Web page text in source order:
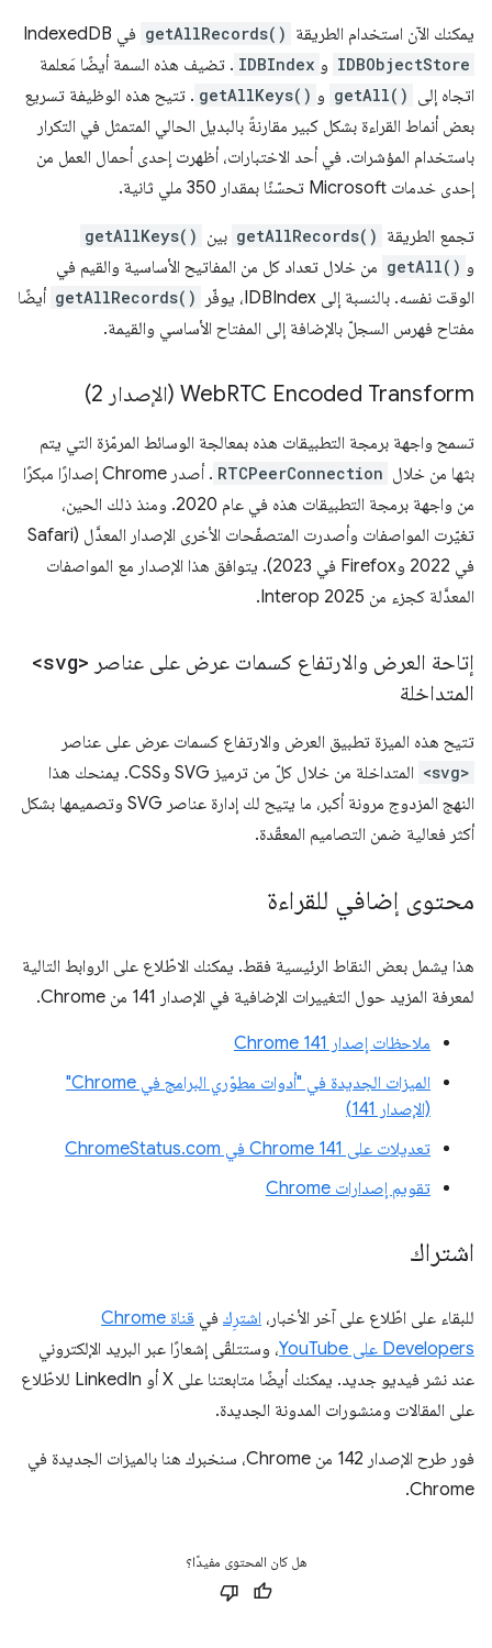
يمكنك الآن استخدام الطريقة getAllRecords() في IndexedDB
IDBObjectStore و IDBIndex . تضيف هذه السمة أيضًا مَعلمة
اتجاه إلى getAll() و getAllKeys() . تتيح هذه الوظيفة تسريع
بعض أنماط القراءة بشكل كبير مقارنةً بالبديل الحالي المتمثل في التكرار
باستخدام المؤشرات. في أحد الاختبارات، أظهرت إحدى أحمال العمل من
إحدى خدمات Microsoft تحسّنًا بمقدار 350 ملي ثانية.
تجمع الطريقة getAllRecords() بين getAllKeys()
و getAll() من خلال تعداد كل من المفاتيح الأساسية والقيم في
الوقت نفسه. بالنسبة إلى IDBIndex، يوفّر
getAllRecords() أيضًا
مفتاح فهرس السجلّ بالإضافة إلى المفتاح الأساسي والقيمة.
WebRTC Encoded Transform (الإصدار 2)
تسمح واجهة برمجة التطبيقات هذه بمعالجة الوسائط المرمّزة التي يتم
بثها من خلال RTCPeerConnection
. أصدر Chrome إصدارًا مبكرًا
من واجهة برمجة التطبيقات هذه في عام 2020. ومنذ ذلك الحين،
تغيّرت المواصفات وأصدرت المتصفّحات الأخرى الإصدار المعدَّل (Safari
في 2022 وFirefox في 2023). يتوافق هذا الإصدار مع المواصفات
المعدَّلة كجزء من Interop 2025.
إتاحة العرض والارتفاع كسمات عرض على عناصر <svg>
المتداخلة
تتيح هذه الميزة تطبيق العرض والارتفاع كسمات عرض على عناصر
<svg>
المتداخلة من خلال كلّ من ترميز SVG وCSS. يمنحك هذا
النهج المزدوج مرونة أكبر، ما يتيح لك إدارة عناصر SVG وتصميمها بشكل
أكثر فعالية ضمن التصاميم المعقّدة.
محتوى إضافي للقراءة
هذا يشمل بعض النقاط الرئيسية فقط. يمكنك الاطّلاع على الروابط التالية
لمعرفة المزيد حول التغييرات الإضافية في الإصدار 141 من Chrome.
ملاحظات إصدار Chrome 141
الميزات الجديدة في "أدوات مطوّري البرامج في Chrome"
(الإصدار 141)
تعديلات على Chrome 141 في ChromeStatus.com
تقويم إصدارات Chrome
اشتراك
للبقاء على اطّلاع على آخر الأخبار، اشترِك في
قناة Chrome
Developers على YouTube
، وستتلقّى إشعارًا عبر البريد الإلكتروني
عند نشر فيديو جديد. يمكنك أيضًا متابعتنا على X أو LinkedIn للاطّلاع
على المقالات ومنشورات المدونة الجديدة.
فور طرح الإصدار 142 من Chrome، سنخبرك هنا بالميزات الجديدة في
Chrome.
هل كان المحتوى مفيدًا؟